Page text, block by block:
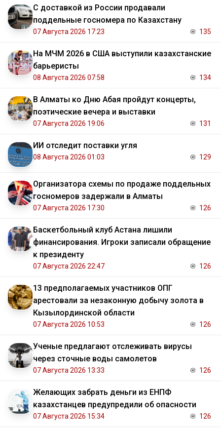
С доставкой из России продавали
поддельные госномера по Казахстану
07 Августа 2026 17:23 135
На МЧМ 2026 в США выступили казахстанские
барьеристы
08 Августа 2026 07:58 134
В Алматы ко Дню Абая пройдут концерты,
поэтические вечера и выставки
07 Августа 2026 19:06 131
ИИ отследит поставки угля
08 Августа 2026 01:03 129
Организатора схемы по продаже поддельных
госномеров задержали в Алматы
07 Августа 2026 17:30 126
Баскетбольный клуб Астана лишили
финансирования. Игроки записали обращение
к президенту
07 Августа 2026 22:47 126
13 предполагаемых участников ОПГ
арестовали за незаконную добычу золота в
Кызылординской области
07 Августа 2026 10:53 126
Ученые предлагают отслеживать вирусы
через сточные воды самолетов
07 Августа 2026 13:33 126
Желающих забрать деньги из ЕНПФ
казахстанцев предупредили об опасности
07 Августа 2026 15:34 126